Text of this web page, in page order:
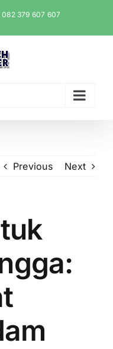
082 379 607 607
Previous Next